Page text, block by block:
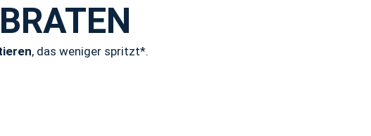
, das weniger spritzt*.